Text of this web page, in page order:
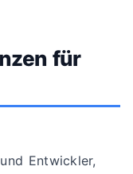
für
Entwickler,